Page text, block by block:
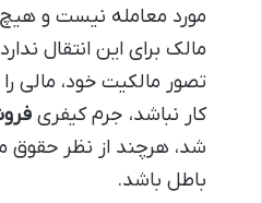
مورد معامله نیست و هیچ
مالک برای این انتقال
تصور مالکیت خود، مالی
کار نباشد، جرم کیفری
شد، هرچند از نظر
باطل باشد.